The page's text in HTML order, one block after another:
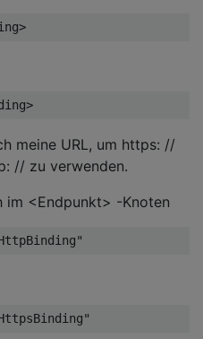
meine URL, um https: //
// zu verwenden.
im <Endpunkt> -Knoten